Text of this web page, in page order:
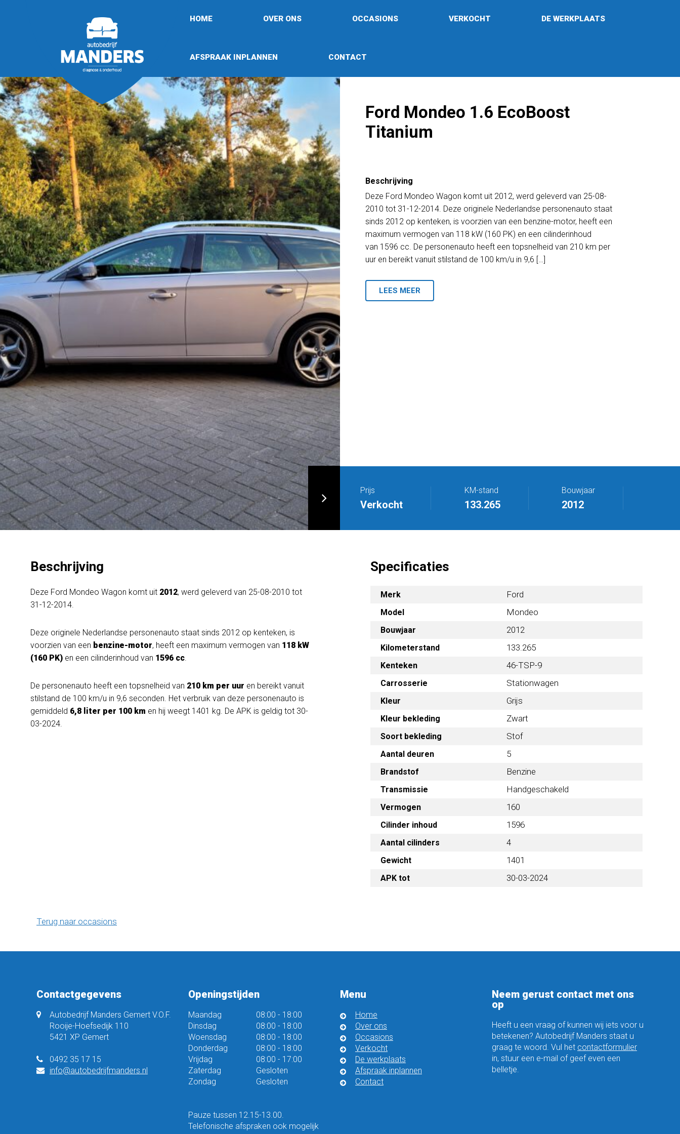
HOME OVER ONS OCCASIONS VERKOCHT DE WERKPLAATS
AFSPRAAK INPLANNEN CONTACT
Ford Mondeo 1.6 EcoBoost
Titanium
Beschrijving
Deze Ford Mondeo Wagon komt uit 2012, werd geleverd van 25-08-
2010 tot 31-12-2014. Deze originele Nederlandse personenauto staat
sinds 2012 op kenteken, is voorzien van een benzine-motor, heeft een
maximum vermogen van 118 kW (160 PK) en een cilinderinhoud
van 1596 cc. De personenauto heeft een topsnelheid van 210 km per
uur en bereikt vanuit stilstand de 100 km/u in 9,6 […]
LEES MEER
Prijs
Verkocht
KM-stand
133.265
Bouwjaar
2012
Beschrijving
Deze Ford Mondeo Wagon komt uit 2012, werd geleverd van 25-08-2010 tot
31-12-2014.
Deze originele Nederlandse personenauto staat sinds 2012 op kenteken, is
voorzien van een benzine-motor, heeft een maximum vermogen van 118 kW
(160 PK) en een cilinderinhoud van 1596 cc.
De personenauto heeft een topsnelheid van 210 km per uur en bereikt vanuit
stilstand de 100 km/u in 9,6 seconden. Het verbruik van deze personenauto is
gemiddeld 6,8 liter per 100 km en hij weegt 1401 kg. De APK is geldig tot 30-
03-2024.
Specificaties
Merk Ford
Model Mondeo
Bouwjaar 2012
Kilometerstand 133.265
Kenteken 46-TSP-9
Carrosserie Stationwagen
Kleur Grijs
Kleur bekleding Zwart
Soort bekleding Stof
Aantal deuren 5
Brandstof Benzine
Transmissie Handgeschakeld
Vermogen 160
Cilinder inhoud 1596
Aantal cilinders 4
Gewicht 1401
APK tot 30-03-2024
Terug naar occasions
Contactgegevens
Autobedrijf Manders Gemert V.O.F.
Rooije-Hoefsedijk 110
5421 XP Gemert
0492 35 17 15
info@autobedrijfmanders.nl
Openingstijden
Maandag 08:00 - 18:00
Dinsdag
08:00 - 18:00
Woensdag
08:00 - 18:00
Donderdag
08:00 - 18:00
Vrijdag
08:00 - 17:00
Zaterdag
Gesloten
Zondag
Gesloten
Pauze tussen 12.15-13.00.
Telefonische afspraken ook mogelijk
Menu
Home
Over ons
Occasions
Verkocht
De werkplaats
Afspraak inplannen
Contact
Neem gerust contact met ons
op
Heeft u een vraag of kunnen wij iets voor u
betekenen? Autobedrijf Manders staat u
graag te woord. Vul het contactformulier
in, stuur een e-mail of geef even een
belletje.